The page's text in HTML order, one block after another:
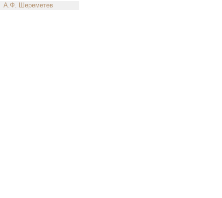
А.Ф. Шереметев